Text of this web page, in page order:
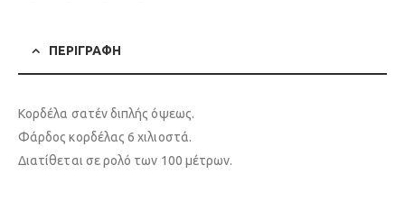
ΠΕΡΙΓΡΑΦΉ
Κορδέλα σατέν διπλής όψεως.
Φάρδος κορδέλας 6 χιλιοστά.
Διατίθεται σε ρολό των 100 μέτρων.